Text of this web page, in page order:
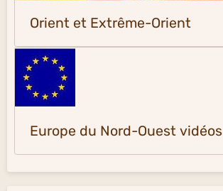
Orient et Extrême-Orient
Europe du Nord-Ouest vidéos